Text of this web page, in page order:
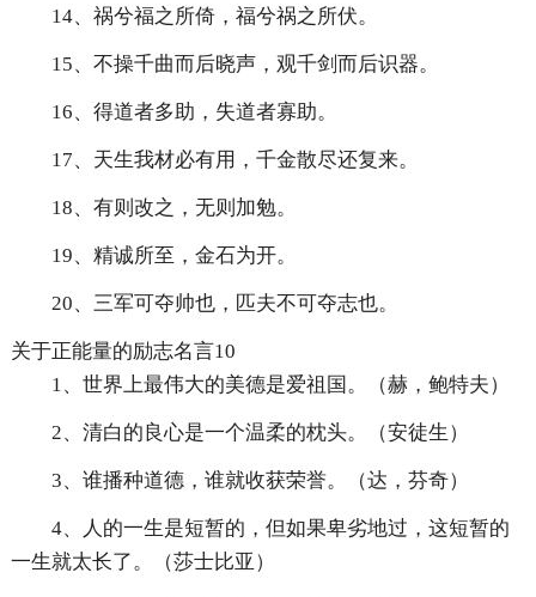
14、祸兮福之所倚，福兮祸之所伏。
15、不操千曲而后晓声，观千剑而后识器。
16、得道者多助，失道者寡助。
17、天生我材必有用，千金散尽还复来。
18、有则改之，无则加勉。
19、精诚所至，金石为开。
20、三军可夺帅也，匹夫不可夺志也。
关于正能量的励志名言10
1、世界上最伟大的美德是爱祖国。（赫，鲍特夫）
2、清白的良心是一个温柔的枕头。（安徒生）
3、谁播种道德，谁就收获荣誉。（达，芬奇）
4、人的一生是短暂的，但如果卑劣地过，这短暂的
一生就太长了。（莎士比亚）